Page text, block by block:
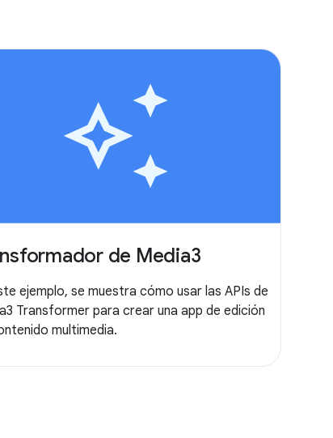
de Media3
ejemplo, se muestra cómo usar las APIs de
Transformer para crear una app de edición
multimedia.